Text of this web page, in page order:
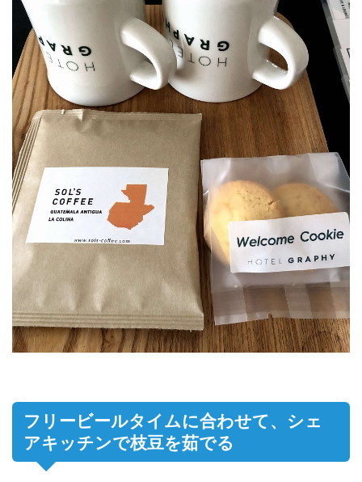
フリービールタイムに合わせて、シェ
アキッチンで枝豆を茹でる